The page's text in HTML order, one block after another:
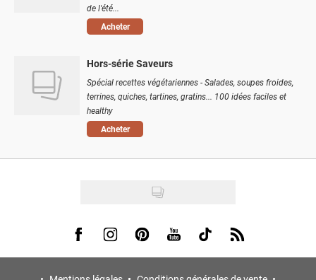
de l'été...
Acheter
Hors-série Saveurs
Spécial recettes végétariennes - Salades, soupes froides,
terrines, quiches, tartines, gratins... 100 idées faciles et
healthy
Acheter
Visit us on Facebook
Visit us on Instagram
Visit us on Pinterest
Visit us on Youtube
Visit us on Tiktok
Visit us on Rss